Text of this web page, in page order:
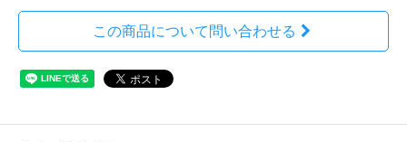
この商品について問い合わせる